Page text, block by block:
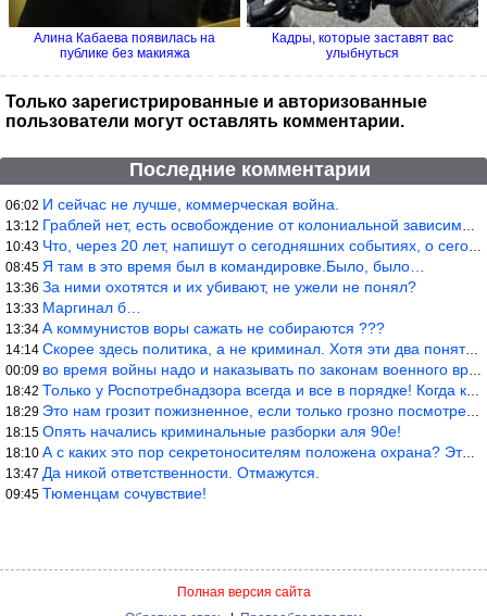
Алина Кабаева появилась на
публике без макияжа
Кадры, которые заставят вас
улыбнуться
Только зарегистрированные и авторизованные
пользователи могут оставлять комментарии.
Последние комментарии
06:02 И сейчас не лучше, коммерческая война.
13:12 Граблей нет, есть освобождение от колониальной зависимости, это
10:43 Что, через 20 лет, напишут о сегодняшних событиях, о сегодняшней
08:45 Я там в это время был в командировке.Было, было…
13:36 За ними охотятся и их убивают, не ужели не понял?
13:33 Маргинал б…
13:34 А коммунистов воры сажать не собираются ???
14:14 Скорее здесь политика, а не криминал. Хотя эти два понятия начин
00:09 во время войны надо и наказывать по законам военного времени, а
18:42 Только у Роспотребнадзора всегда и все в порядке! Когда касается
18:29 Это нам грозит пожизненное, если только грозно посмотреть в их с
18:15 Опять начались криминальные разборки аля 90е!
18:10 А с каких это пор секретоносителям положена охрана? Это его зада
13:47 Да никой ответственности. Отмажутся.
09:45 Тюменцам сочувствие!
Полная версия сайта